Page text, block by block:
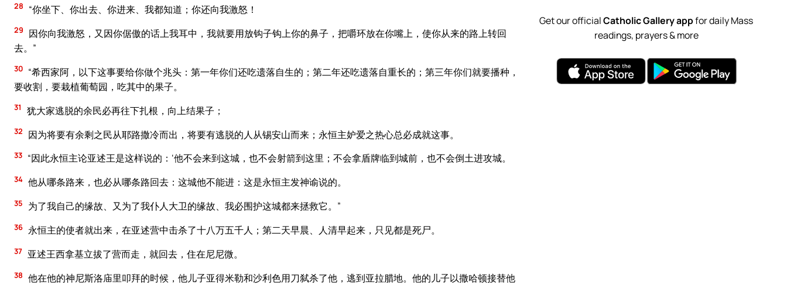
28 “你坐下、你出去、你进来、我都知道；你还向我激怒！
29
因你向我激怒，又因你倨傲的话上我耳中，我就要用放钩子钩上你的鼻子，把嚼环放在你嘴上，使你从来的路上转回
去。”
30 “希西家阿，以下这事要给你做个兆头：第一年你们还吃遗落自生的；第二年还吃遗落自重长的；第三年你们就要播种，
要收割，要栽植葡萄园，吃其中的果子。
31 犹大家逃脱的余民必再往下扎根，向上结果子；
32 因为将要有余剩之民从耶路撒冷而出，将要有逃脱的人从锡安山而来；永恒主妒爱之热心总必成就这事。
33 “因此永恒主论亚述王是这样说的：‘他不会来到这城，也不会射箭到这里；不会拿盾牌临到城前，也不会倒土进攻城。
34 他从哪条路来，也必从哪条路回去：这城他不能进：这是永恒主发神谕说的。
35 为了我自己的缘故、又为了我仆人大卫的缘故、我必围护这城都来拯救它。”
36 永恒主的使者就出来，在亚述营中击杀了十八万五千人；第二天早晨、人清早起来，只见都是死尸。
37 亚述王西拿基立拔了营而走，就回去，住在尼尼微。
38 他在他的神尼斯洛庙里叩拜的时候，他儿子亚得米勒和沙利色用刀弑杀了他，逃到亚拉腊地。他的儿子以撒哈顿接替他
Get our officialCatholic Gallery appfor daily Mass
readings, prayers & more